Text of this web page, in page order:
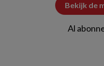
Bekijk de
Al